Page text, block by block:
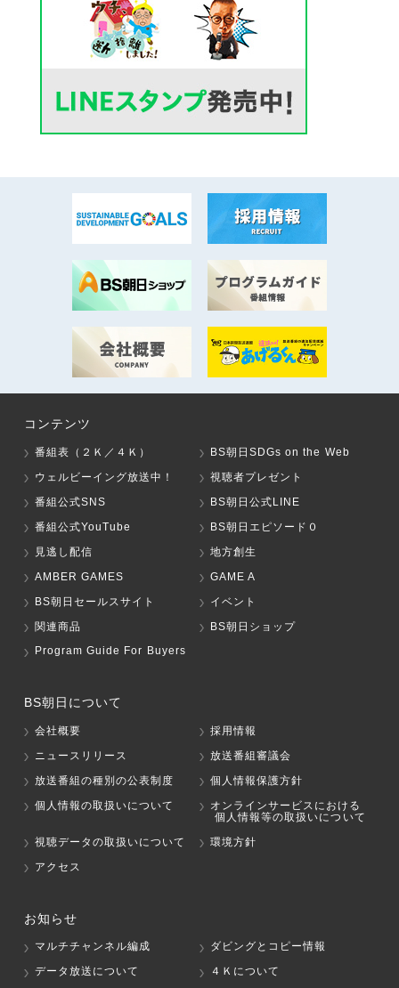
コンテンツ
番組表（２Ｋ／４Ｋ）
BS朝日SDGs on the Web
ウェルビーイング放送中！
視聴者プレゼント
番組公式SNS
BS朝日公式LINE
番組公式YouTube
BS朝日エピソード０
見逃し配信
地方創生
AMBER GAMES
GAME A
BS朝日セールスサイト
イベント
関連商品
BS朝日ショップ
Program Guide For Buyers
BS朝日について
会社概要
採用情報
ニュースリリース
放送番組審議会
放送番組の種別の公表制度
個人情報保護方針
個人情報の取扱いについて
オンラインサービスにおける
個人情報等の取扱いについて
視聴データの取扱いについて
環境方針
アクセス
お知らせ
マルチチャンネル編成
ダビングとコピー情報
データ放送について
４Ｋについて